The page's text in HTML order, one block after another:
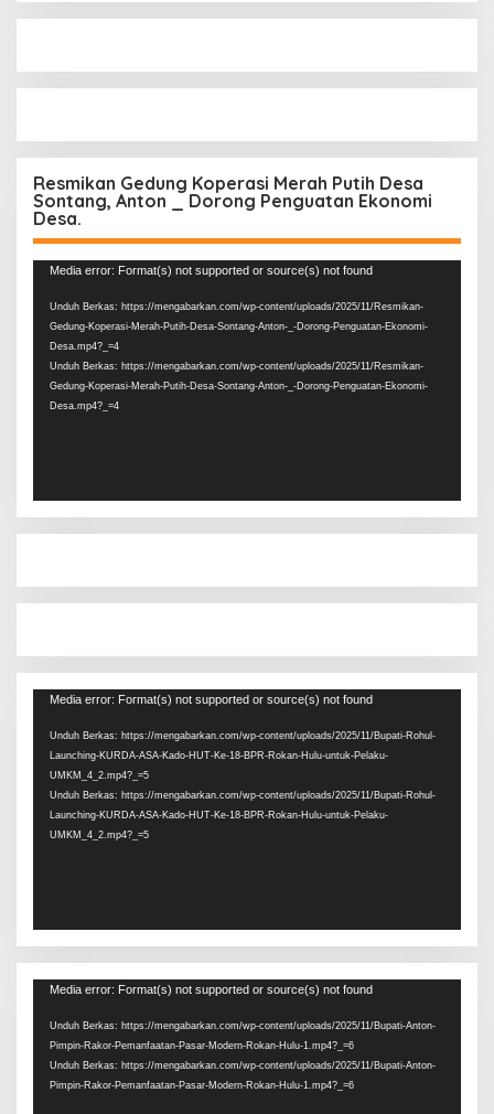
Resmikan Gedung Koperasi Merah Putih Desa
Sontang, Anton _ Dorong Penguatan Ekonomi
Desa.
Pemutar
Media error: Format(s) not supported or source(s) not found
Unduh Berkas: https://mengabarkan.com/wp-content/uploads/2025/11/Resmikan-
Gedung-Koperasi-Merah-Putih-Desa-Sontang-Anton-_-Dorong-Penguatan-Ekonomi-
Desa.mp4?_=4
Unduh Berkas: https://mengabarkan.com/wp-content/uploads/2025/11/Resmikan-
Gedung-Koperasi-Merah-Putih-Desa-Sontang-Anton-_-Dorong-Penguatan-Ekonomi-
Desa.mp4?_=4
Pemutar
Media error: Format(s) not supported or source(s) not found
Unduh Berkas: https://mengabarkan.com/wp-content/uploads/2025/11/Bupati-Rohul-
Launching-KURDA-ASA-Kado-HUT-Ke-18-BPR-Rokan-Hulu-untuk-Pelaku-
UMKM_4_2.mp4?_=5
Unduh Berkas: https://mengabarkan.com/wp-content/uploads/2025/11/Bupati-Rohul-
Launching-KURDA-ASA-Kado-HUT-Ke-18-BPR-Rokan-Hulu-untuk-Pelaku-
UMKM_4_2.mp4?_=5
Pemutar
Media error: Format(s) not supported or source(s) not found
Unduh Berkas: https://mengabarkan.com/wp-content/uploads/2025/11/Bupati-Anton-
Pimpin-Rakor-Pemanfaatan-Pasar-Modern-Rokan-Hulu-1.mp4?_=6
Unduh Berkas: https://mengabarkan.com/wp-content/uploads/2025/11/Bupati-Anton-
Pimpin-Rakor-Pemanfaatan-Pasar-Modern-Rokan-Hulu-1.mp4?_=6